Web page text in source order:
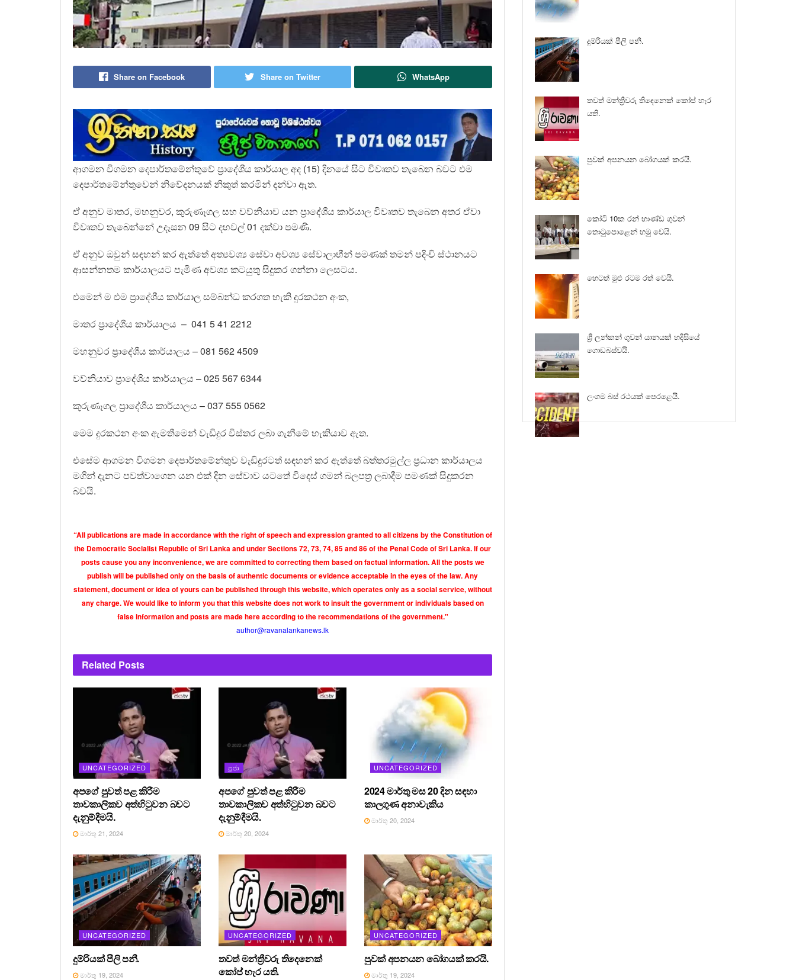
Share on Facebook Share on Twitter WhatsApp
ආගමන විගමන දෙපාර්තමේන්තුවේ ප්‍රාදේශීය කාර්යාල අද (15) දිනයේ සිට විවෘතව තැබෙන බවට එම
දෙපාර්තමේන්තුවෙන් නිවේදනයක් නිකුත් කරමින් දන්වා ඇත.
ඒ අනුව මාතර, මහනුවර, කුරුණෑගල සහ වව්නියාව යන ප්‍රාදේශීය කාර්යාල විවෘතව තැබෙන අතර ඒවා
විවෘතව තැබෙන්නේ උදෑසන 09 සිට දහවල් 01 දක්වා පමණි.
ඒ අනුව ඔවුන් සඳහන් කර ඇත්තේ අත්‍යවශ්‍ය සේවා අවශ්‍ය සේවාලාභීන් පමණක් තමන් පදිංචි ස්ථානයට
ආසන්නතම කාර්යාලයට පැමිණ අවශ්‍ය කටයුතු සිදුකර ගන්නා ලෙසටය.
එමෙන් ම එම ප්‍රාදේශීය කාර්යාල සම්බන්ධ කරගත හැකි දුරකථන අංක,
මාතර ප්‍රාදේශීය කාර්යාලය – 041 5 41 2212
මහනුවර ප්‍රාදේශීය කාර්යාලය – 081 562 4509
වව්නියාව ප්‍රාදේශිය කාර්යාලය – 025 567 6344
කුරුණෑගල ප්‍රාදේශීය කාර්යාලය – 037 555 0562
මෙම දුරකථන අංක ඇමතීමෙන් වැඩිදුර විස්තර ලබා ගැනීමේ හැකියාව ඇත.
එසේම ආගමන විගමන දෙපාර්තමේන්තුව වැඩිදුරටත් සඳහන් කර ඇත්තේ බත්තරමුල්ල ප්‍රධාන කාර්යාලය
මගින් දැනට පවත්වාගෙන යන එක් දින සේවාව යටතේ විදෙස් ගමන් බලපත්‍ර ලබාදීම පමණක් සිදුකරන
බවයි.
“All publications are made in accordance with the right of speech and expression granted to all citizens by the Constitution of
the Democratic Socialist Republic of Sri Lanka and under Sections 72, 73, 74, 85 and 86 of the Penal Code of Sri Lanka. If our
posts cause you any inconvenience, we are committed to correcting them based on factual information. All the posts we
publish will be published only on the basis of authentic documents or evidence acceptable in the eyes of the law. Any
statement, document or idea of yours can be published through this website, which operates only as a social service, without
any charge. We would like to inform you that this website does not work to insult the government or individuals based on
false information and posts are made here according to the recommendations of the government."
author@ravanalankanews.lk
Related Posts
UNCATEGORIZED
අපගේ පුවත් පළ කිරීම
තාවකාලිකව අත්හිටුවන බවට
දැනුම්දීමයි.
මාර්තු 21, 2024
ප්‍රජා
අපගේ පුවත් පළ කිරීම
තාවකාලිකව අත්හිටුවන බවට
දැනුම්දීමයි.
මාර්තු 20, 2024
UNCATEGORIZED
2024 මාර්තු මස 20 දින සඳහා
කාලගුණ අනාවැකිය
මාර්තු 20, 2024
UNCATEGORIZED
දුම්රියක් පීලි පනී.
මාර්තු 19, 2024
UNCATEGORIZED
තවත් මන්ත්‍රීවරු තිදෙනෙක්
කෝප් හැර යති.
UNCATEGORIZED
පුවක් අපනයන බෝගයක් කරයි.
මාර්තු 19, 2024
දුම්රියක් පීලි පනී.
තවත් මන්ත්‍රීවරු තිදෙනෙක් කෝප් හැර
යති.
පුවක් අපනයන බෝගයක් කරයි.
කෝටි 10ක රන් භාණ්ඩ ගුවන්
තොටුපොළෙන් හමු වෙයි.
හෙටත් මුළු රටම රත් වෙයි.
ශ්‍රී ලන්කන් ගුවන් යානයක් හදිසියේ
ගොඩබස්වයි.
ලංගම බස් රථයක් පෙරළෙයි.